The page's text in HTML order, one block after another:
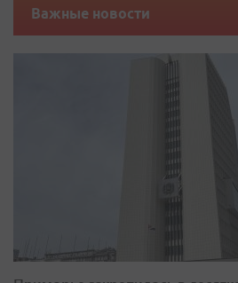
Важные новости